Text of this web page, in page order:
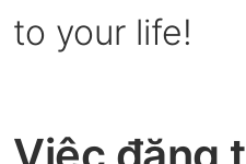
to your life!